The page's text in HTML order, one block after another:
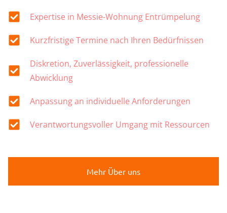
Expertise in Messie-Wohnung Entrümpelung
Kurzfristige Termine nach Ihren Bedürfnissen
Diskretion, Zuverlässigkeit, professionelle
Abwicklung
Anpassung an individuelle Anforderungen
Verantwortungsvoller Umgang mit Ressourcen
Mehr Über uns